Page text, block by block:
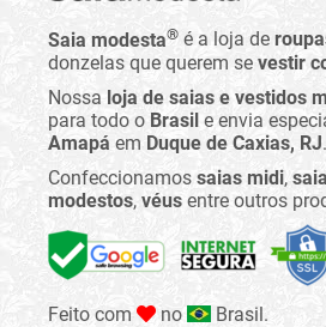
Saia modesta® é a loja de
donzelas que querem se vestir
Nossa loja de saias e vestidos
para todo o Brasil e envia
Amapá em Duque de Caxias, RJ.
Confeccionamos saias midi,
modestos, véus entre outros
Feito com no
Brasil.